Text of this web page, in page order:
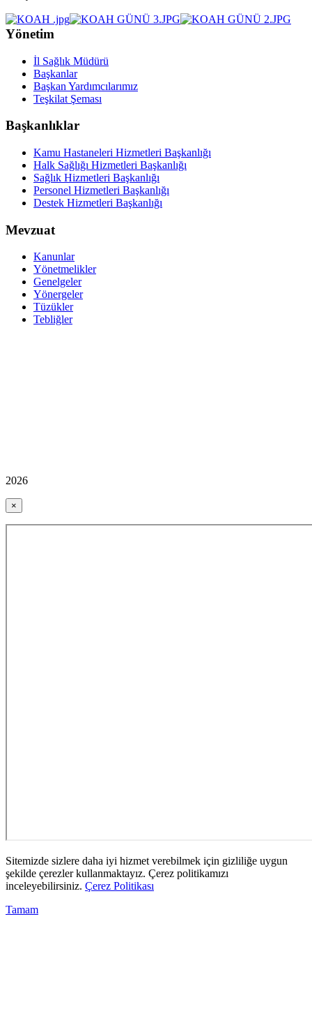
Yönetim
İl Sağlık Müdürü
Başkanlar
Başkan Yardımcılarımız
Teşkilat Şeması
Başkanlıklar
Kamu Hastaneleri Hizmetleri Başkanlığı
Halk Sağlığı Hizmetleri Başkanlığı
Sağlık Hizmetleri Başkanlığı
Personel Hizmetleri Başkanlığı
Destek Hizmetleri Başkanlığı
Mevzuat
Kanunlar
Yönetmelikler
Genelgeler
Yönergeler
Tüzükler
Tebliğler
2026
×
Sitemizde sizlere daha iyi hizmet verebilmek için gizliliğe uygun
şekilde çerezler kullanmaktayız. Çerez politikamızı
inceleyebilirsiniz. Çerez Politikası
Tamam